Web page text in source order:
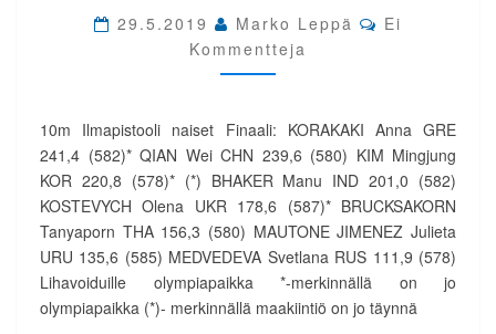
VOITTOON,
OLYMPIAPAIKAT
KIINAAN
29.5.2019 Marko Leppä Comments
Ei
Kommentteja
10m Ilmapistooli naiset Finaali: KORAKAKI Anna GRE
241,4 (582)* QIAN Wei CHN 239,6 (580) KIM Mingjung
KOR 220,8 (578)* (*) BHAKER Manu IND 201,0 (582)
KOSTEVYCH Olena UKR 178,6 (587)* BRUCKSAKORN
Tanyaporn THA 156,3 (580) MAUTONE JIMENEZ Julieta
URU 135,6 (585) MEDVEDEVA Svetlana RUS 111,9 (578)
Lihavoiduille olympiapaikka *-merkinnällä on jo
olympiapaikka (*)- merkinnällä maakiintiö on jo täynnä